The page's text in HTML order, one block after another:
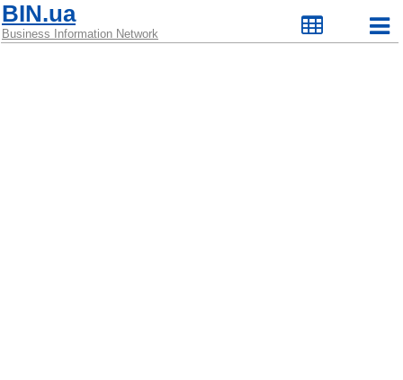
BIN.ua
Business Information Network